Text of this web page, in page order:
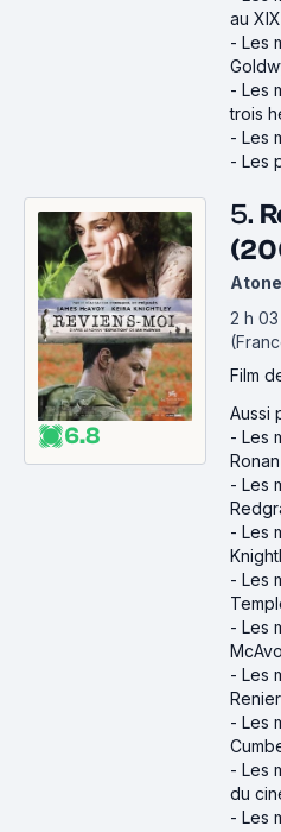
au
- Les
- Les
trois
- Les
- Les
6.8
5.
2 h 03
Film
Aussi
- Les
Ronan
- Les
- Les
- Les
- Les
- Les
Renier
- Les
- Les
du
- Les